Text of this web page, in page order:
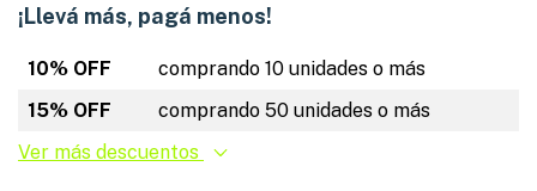
¡Llevá más, pagá menos!
10% OFF
comprando 10 unidades o más
15% OFF
comprando 50 unidades o más
Ver más descuentos